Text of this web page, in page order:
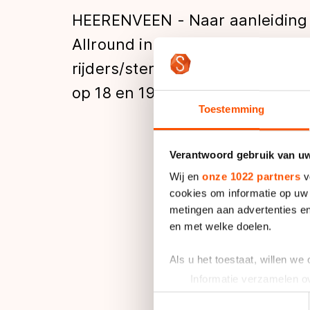
Toestemming
Verantwoord gebruik van
Wij en onze 1022 partners
cookies om informatie op
metingen aan advertenties
en met welke doelen.
Als u het toestaat, willen we
Informatie verzamelen
Uw apparaat
Tijden & historie
De weg op
Schaatsfans
Olympische
HEERENVEEN - Naar
Allround in Heerenveen heeft
rijders/sters toegevoegd aan
op 18 en 19 februari in Moskou.
Bij de dames zijn
Weijden. De
reserve.
Op basis van de
Linda de Vries,